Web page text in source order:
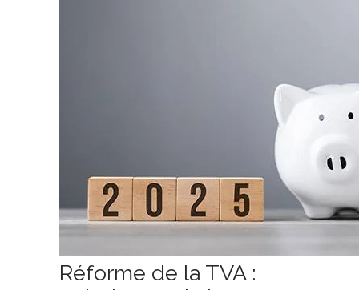
Réforme de la TVA :